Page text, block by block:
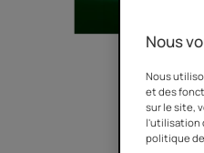
Nous
Nous
et des
sur le site,
l'utilisation
politique